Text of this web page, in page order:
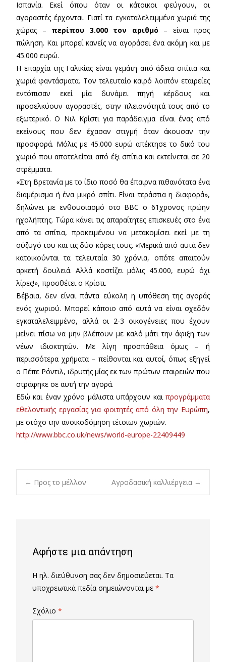
Ισπανία. Εκεί όπου όταν οι κάτοικοι φεύγουν, οι
αγοραστές έρχονται. Γιατί τα εγκαταλελειμμένα χωριά της
χώρας – περίπου 3.000 τον αριθμό – είναι προς
πώληση. Και μπορεί κανείς να αγοράσει ένα ακόμη και με
45.000 ευρώ.
Η επαρχία της Γαλικίας είναι γεμάτη από άδεια σπίτια και
χωριά φαντάσματα. Τον τελευταίο καιρό λοιπόν εταιρείες
εντόπισαν εκεί μία δυνάμει πηγή κέρδους και
προσελκύουν αγοραστές, στην πλειονότητά τους από το
εξωτερικό. Ο Νιλ Κρίστι για παράδειγμα είναι ένας από
εκείνους που δεν έχασαν στιγμή όταν άκουσαν την
προσφορά. Μόλις με 45.000 ευρώ απέκτησε το δικό του
χωριό που αποτελείται από έξι σπίτια και εκτείνεται σε 20
στρέμματα.
«Στη Βρετανία με το ίδιο ποσό θα έπαιρνα πιθανότατα ένα
διαμέρισμα ή ένα μικρό σπίτι. Είναι τεράστια η διαφορά»,
δηλώνει με ενθουσιασμό στο BBC ο 61χρονος πρώην
ηχολήπτης. Τώρα κάνει τις απαραίτητες επισκευές στο ένα
από τα σπίτια, προκειμένου να μετακομίσει εκεί με τη
σύζυγό του και τις δύο κόρες τους. «Μερικά από αυτά δεν
κατοικούνται τα τελευταία 30 χρόνια, οπότε απαιτούν
αρκετή δουλειά. Αλλά κοστίζει μόλις 45.000, ευρώ όχι
λίρες!», προσθέτει ο Κρίστι.
Βέβαια, δεν είναι πάντα εύκολη η υπόθεση της αγοράς
ενός χωριού. Μπορεί κάποιο από αυτά να είναι σχεδόν
εγκαταλελειμμένο, αλλά οι 2-3 οικογένειες που έχουν
μείνει πίσω να μην βλέπουν με καλό μάτι την άφιξη των
νέων ιδιοκτητών. Με λίγη προσπάθεια όμως – ή
περισσότερα χρήματα – πείθονται και αυτοί, όπως εξηγεί
ο Πέπε Ρόντιλ, ιδρυτής μίας εκ των πρώτων εταιρειών που
στράφηκε σε αυτή την αγορά.
Εδώ και έναν χρόνο μάλιστα υπάρχουν και προγράμματα
εθελοντικής εργασίας για φοιτητές από όλη την Ευρώπη,
με στόχο την ανοικοδόμηση τέτοιων χωριών.
http://www.bbc.co.uk/news/world-europe-22409449
Post
← Προς το μέλλον Αγροδασική καλλιέργεια →
Αφήστε μια απάντηση
Η ηλ. διεύθυνση σας δεν δημοσιεύεται. Τα
υποχρεωτικά πεδία σημειώνονται με *
Σχόλιο *